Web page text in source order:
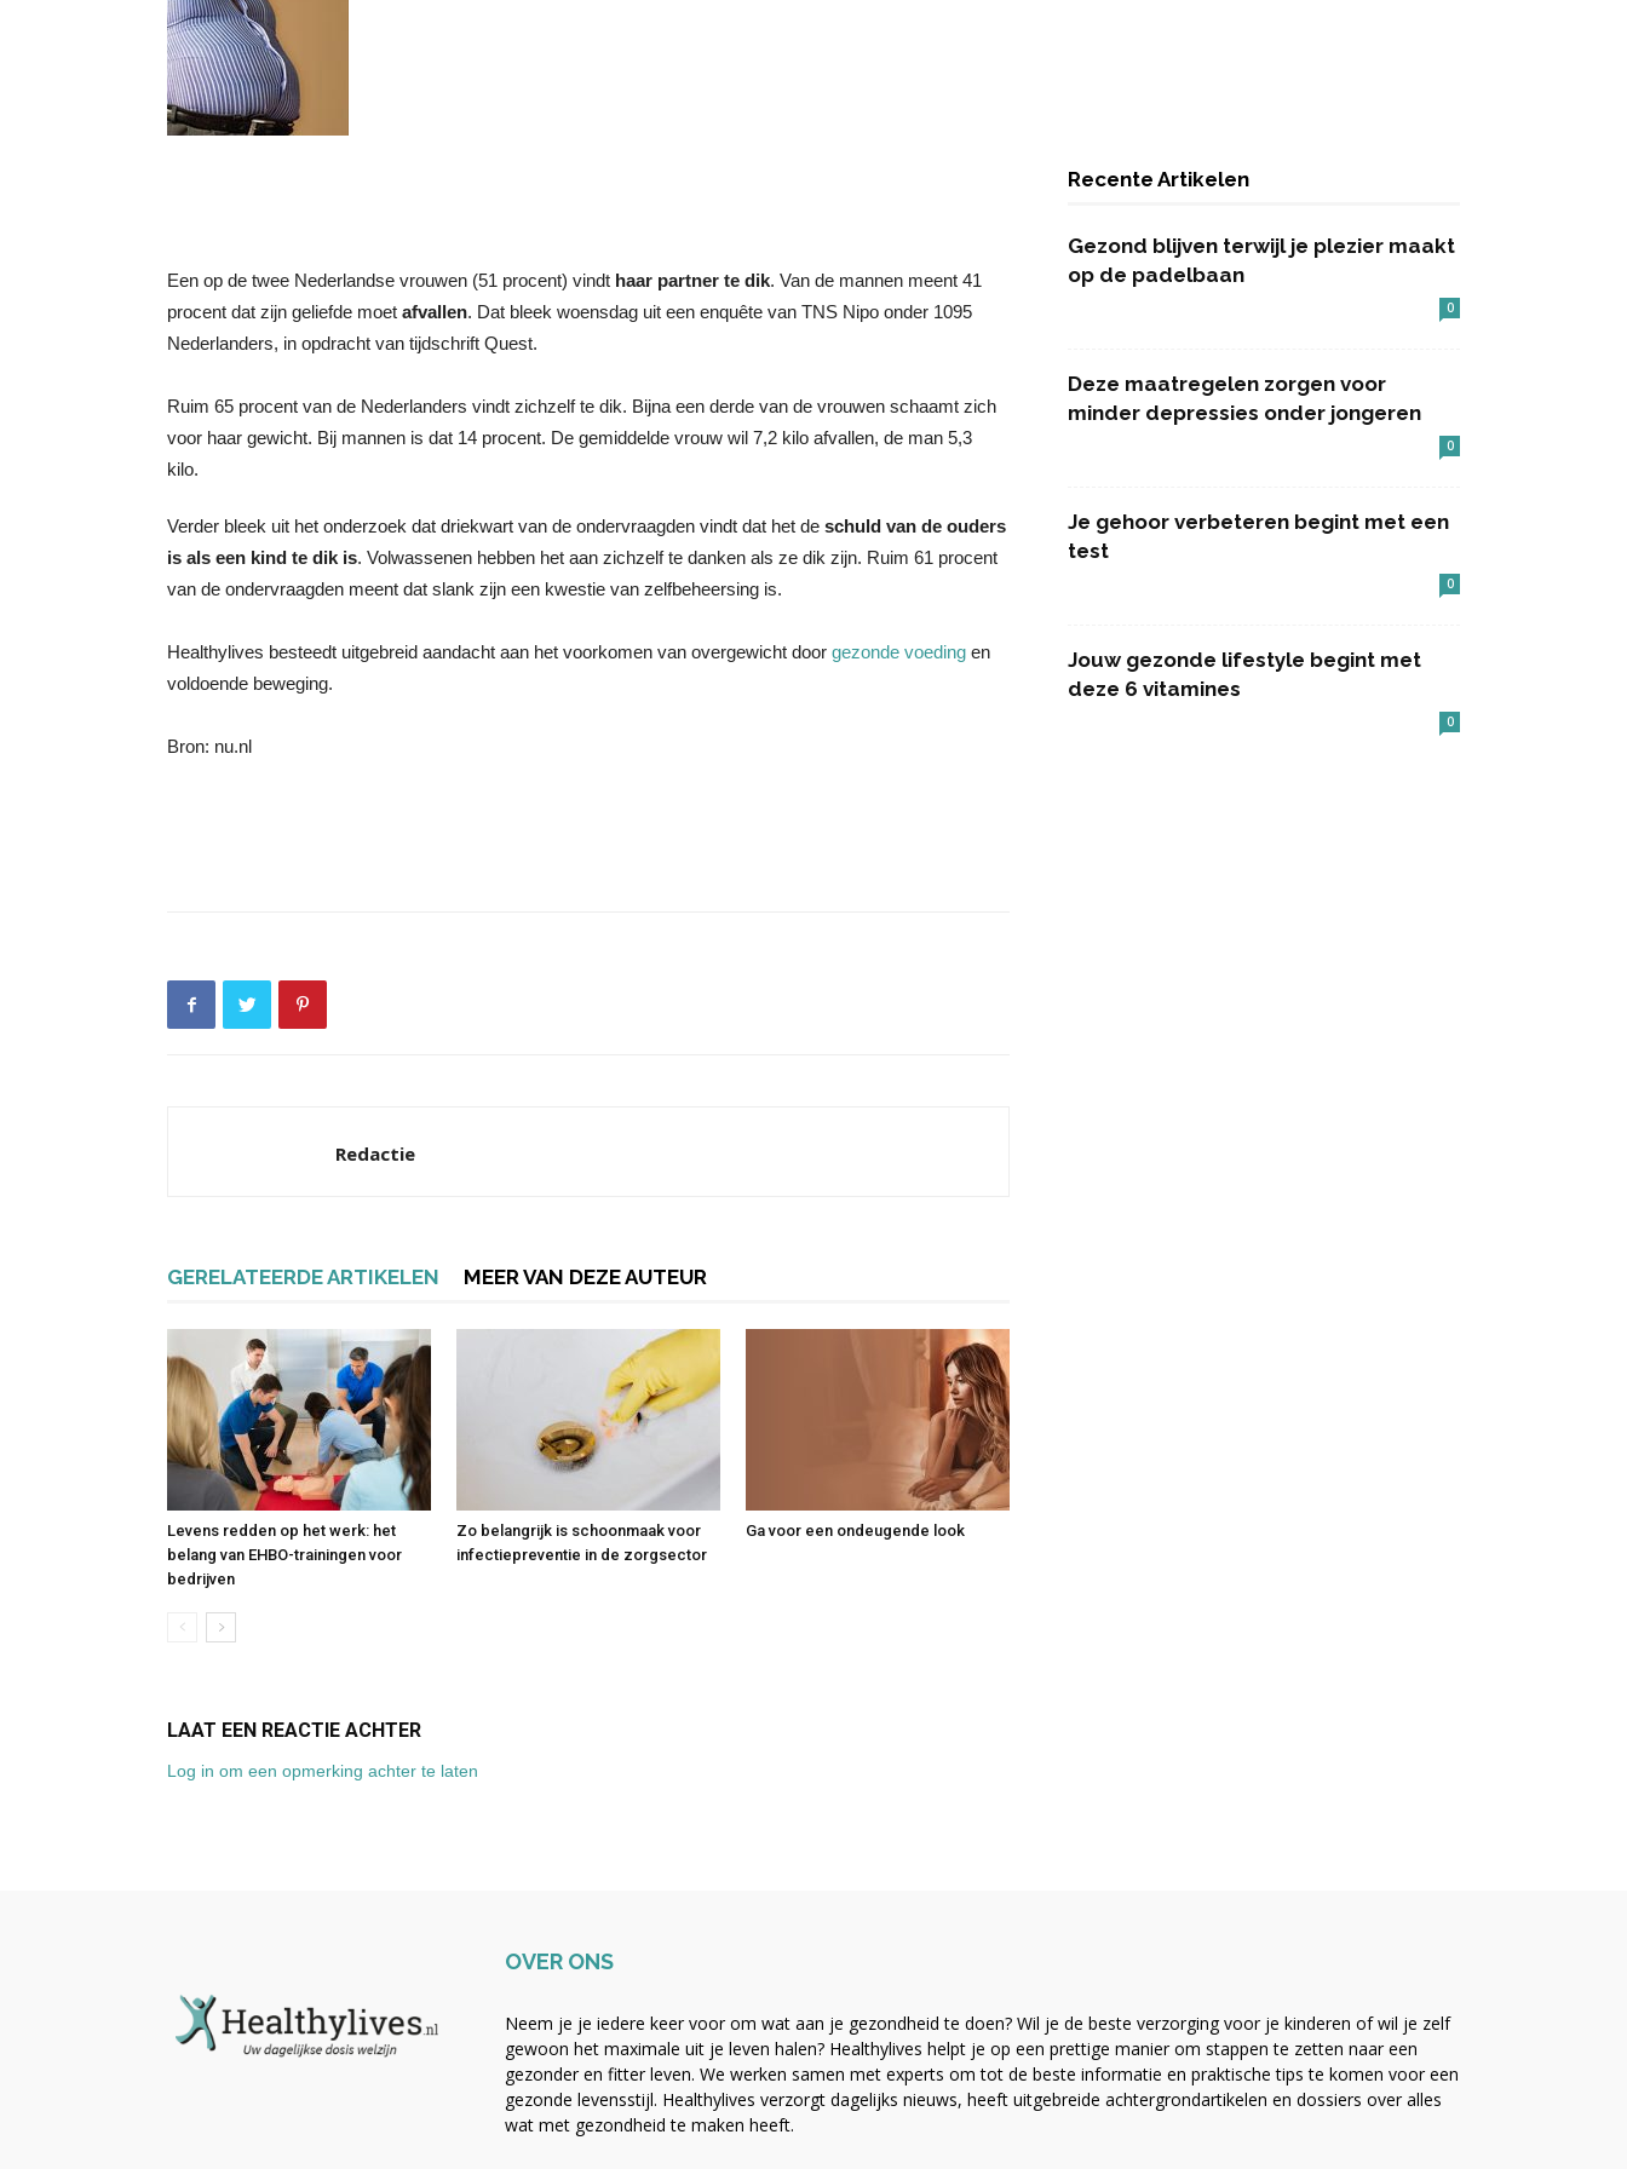
Een op de twee Nederlandse vrouwen (51 procent) vindt haar partner te dik. Van de mannen meent 41
procent dat zijn geliefde moet afvallen. Dat bleek woensdag uit een enquête van TNS Nipo onder 1095
Nederlanders, in opdracht van tijdschrift Quest.
Ruim 65 procent van de Nederlanders vindt zichzelf te dik. Bijna een derde van de vrouwen schaamt zich
voor haar gewicht. Bij mannen is dat 14 procent. De gemiddelde vrouw wil 7,2 kilo afvallen, de man 5,3
kilo.
Verder bleek uit het onderzoek dat driekwart van de ondervraagden vindt dat het de schuld van de ouders
is als een kind te dik is. Volwassenen hebben het aan zichzelf te danken als ze dik zijn. Ruim 61 procent
van de ondervraagden meent dat slank zijn een kwestie van zelfbeheersing is.
Healthylives besteedt uitgebreid aandacht aan het voorkomen van overgewicht door gezonde voeding en
voldoende beweging.
Bron: nu.nl
Redactie
GERELATEERDE ARTIKELEN MEER VAN DEZE AUTEUR
Levens redden op het werk: het
belang van EHBO-trainingen voor
bedrijven
Zo belangrijk is schoonmaak voor
infectiepreventie in de zorgsector
Ga voor een ondeugende look
LAAT EEN REACTIE ACHTER
Log in om een opmerking achter te laten
Recente Artikelen
Gezond blijven terwijl je plezier maakt
op de padelbaan
0
Deze maatregelen zorgen voor
minder depressies onder jongeren
0
Je gehoor verbeteren begint met een
test
0
Jouw gezonde lifestyle begint met
deze 6 vitamines
0
OVER ONS
Neem je je iedere keer voor om wat aan je gezondheid te doen? Wil je de beste verzorging voor je kinderen of wil je zelf
gewoon het maximale uit je leven halen? Healthylives helpt je op een prettige manier om stappen te zetten naar een
gezonder en fitter leven. We werken samen met experts om tot de beste informatie en praktische tips te komen voor een
gezonde levensstijl. Healthylives verzorgt dagelijks nieuws, heeft uitgebreide achtergrondartikelen en dossiers over alles
wat met gezondheid te maken heeft.